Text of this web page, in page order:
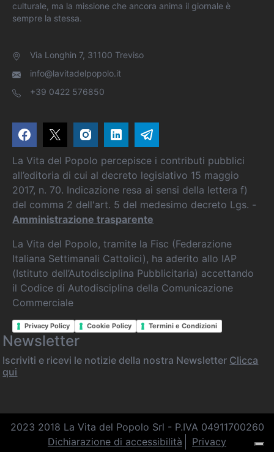
culturale, ma la missione che ancora anima il giornale è
sempre la stessa.
Via Longhin 7, 31100 Treviso
info@lavitadelpopolo.it
+39 0422 576850
La Vita del Popolo percepisce i contributi pubblici
all’editoria di cui al decreto legislativo 15 maggio
2017, n. 70. Indicazione resa ai sensi della lettera f)
del comma 2 dell'art. 5 del medesimo decreto Lgs. -
Amministrazione trasparente
La Vita del Popolo, tramite la Fisc (Federazione
Italiana Settimanali Cattolici), ha aderito allo IAP
(Istituto dell’Autodisciplina Pubblicitaria) accettando
il Codice di Autodisciplina della Comunicazione
Commerciale
Privacy Policy Cookie Policy Termini e Condizioni
Newsletter
Iscriviti e ricevi le notizie della nostra Newsletter Clicca
qui
2023 2018 La Vita del Popolo Srl - P.IVA 04911700260
Dichiarazione di accessibilità
Privacy